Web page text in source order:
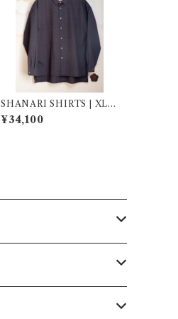
SHANARI SHIRTS | XL |
262011
¥34,100